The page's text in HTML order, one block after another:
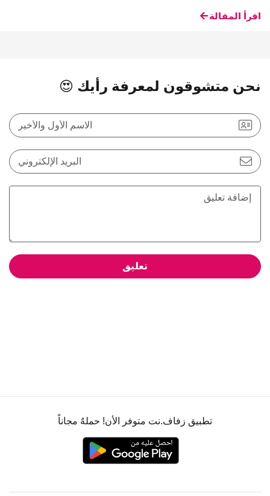
اقرأ المقالة
نحن متشوقون لمعرفة رأيك 😍
الاسم الأول والأخير
البريد الإلكتروني
تعليق
تطبيق زفاف.نت متوفر الأن! حملهٌ مجاناً